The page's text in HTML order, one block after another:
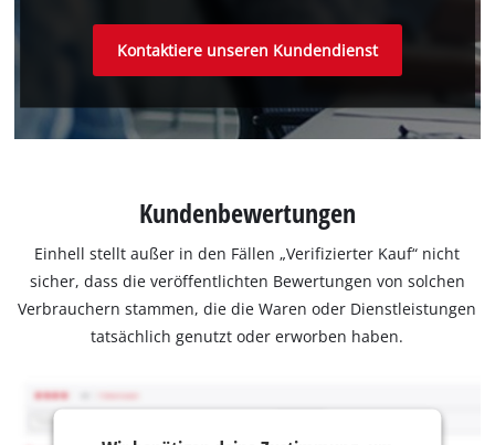
Kontaktiere unseren Kundendienst
Kundenbewertungen
Einhell stellt außer in den Fällen „Verifizierter Kauf“ nicht
sicher, dass die veröffentlichten Bewertungen von solchen
Verbrauchern stammen, die die Waren oder Dienstleistungen
tatsächlich genutzt oder erworben haben.